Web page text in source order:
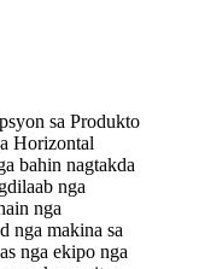
sa Produkto
Horizontal
bahin nagtakda
nga
nga
nga makina sa
nga ekipo nga